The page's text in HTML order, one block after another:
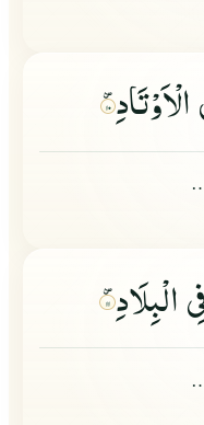
۱۰
الْبِلَادِ ۱۱